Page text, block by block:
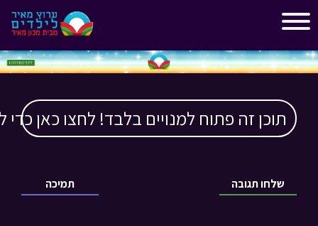
תוכן זה פתוח למנויים בלבד! לחצו כאן כדי
תמיכה שלחו תגובה